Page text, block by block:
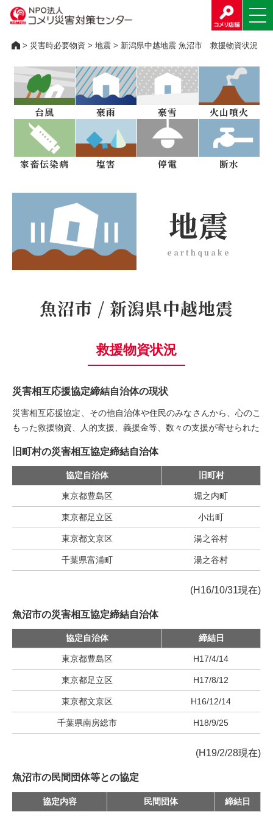
> 災害時必要物資 >地震 > 新潟県中越地震 魚沼市 救援物資状況
台風 豪雨 豪雪 火山噴火
家畜伝染病 塩害 停電 断水
地震
earthquake
魚沼市 / 新潟県中越地震
救援物資状況
災害相互応援協定締結自治体の現状
災害相互応援協定、その他自治体や住民のみなさんから、心のこ
もった救援物資、人的支援、義援金等、数々の支援が寄せられた
旧町村の災害相互協定締結自治体
協定自治体 旧町村
東京都豊島区 堀之内町
東京都足立区 小出町
東京都文京区 湯之谷村
千葉県富浦町 湯之谷村
(H16/10/31現在)
魚沼市の災害相互協定締結自治体
協定自治体 締結日
東京都豊島区 H17/4/14
東京都足立区 H17/8/12
東京都文京区 H16/12/14
千葉県南房総市 H18/9/25
(H19/2/28現在)
魚沼市の民間団体等との協定
協定内容 民間団体 締結日